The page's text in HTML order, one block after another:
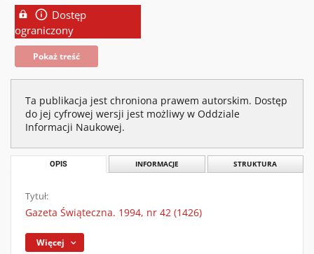
Dostęp
ograniczony
Pokaż treść
Ta publikacja jest chroniona prawem autorskim. Dostęp
do jej cyfrowej wersji jest możliwy w Oddziale
Informacji Naukowej.
OPIS INFORMACJE STRUKTURA
Tytuł:
Gazeta Świąteczna. 1994, nr 42 (1426)
Więcej